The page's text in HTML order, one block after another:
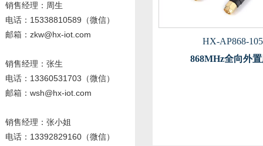
销售经理：周生
电话 ：15338810589 （微信）
邮箱：zkw@hx-iot.com
销售经理：张生
电话 ：13360531703 （微信）
邮箱：wsh@hx-iot.com
销售经理：张小姐
电话 ：13392829160 （微信）
HX-AP868-
868MHz全向外